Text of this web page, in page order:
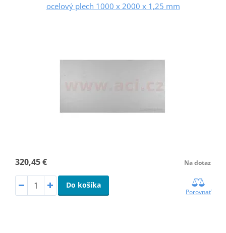
ocelový plech 1000 x 2000 x 1,25 mm
320,45 € Na dotaz
Do košíka
Porovnať